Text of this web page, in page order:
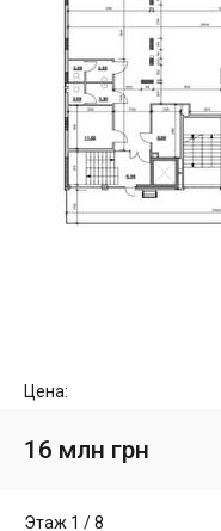
Цена:
16 млн грн
Этаж 1 / 8